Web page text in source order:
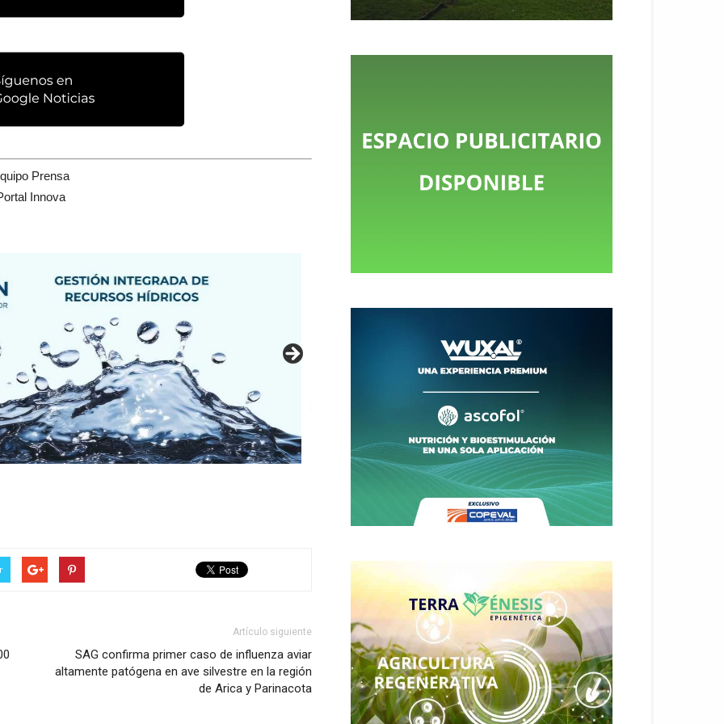
Prensa
Innova
Artículo siguiente
SAG confirma primer caso de influenza aviar
altamente patógena en ave silvestre en la región
de Arica y Parinacota